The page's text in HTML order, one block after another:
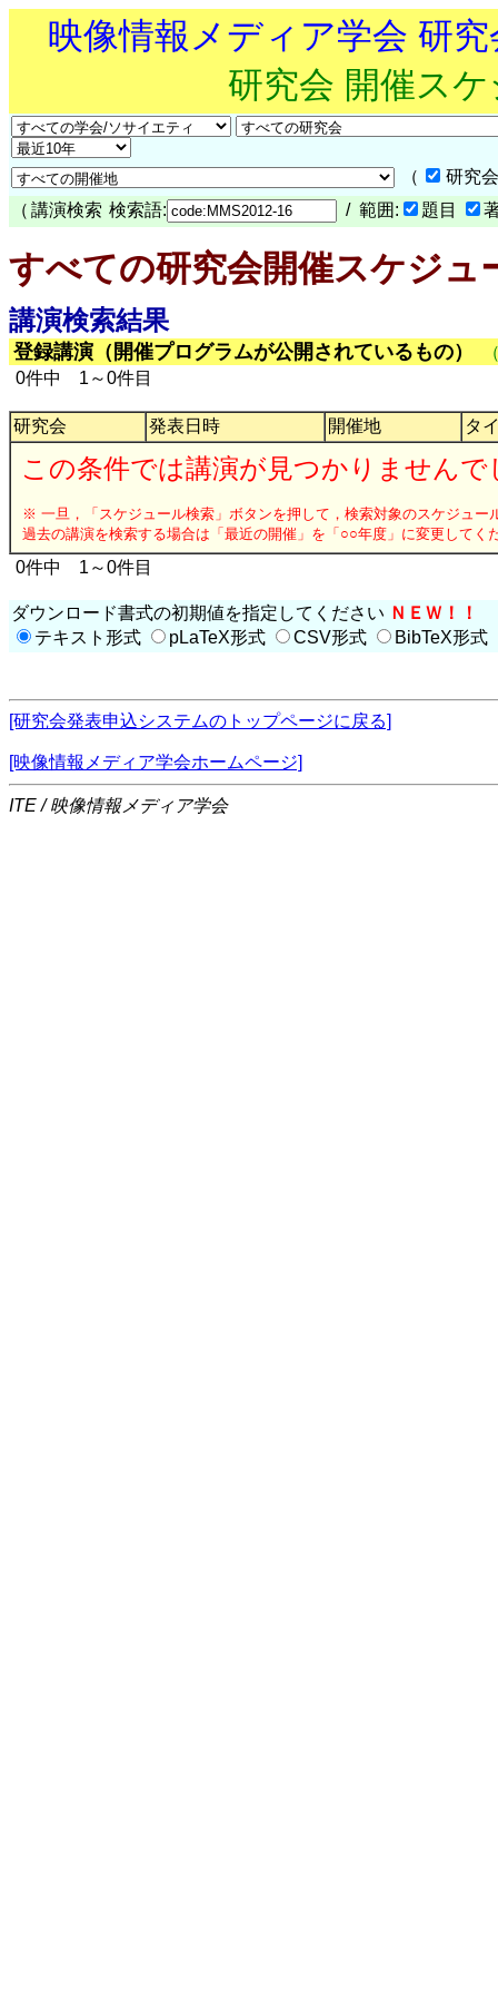
映像情報メディア学会 研
研究会 開催ス
（
研究
（ 講演検索 検索語: / 範囲: 題目
すべての研究会開催スケジュ
講演検索結果
登録講演（開催プログラムが公開されているもの）
0件中 1～0件目
研究会 発表日時 開催地 タ
この条件では講演が見つかりませんで
※ 一旦，「スケジュール検索」ボタンを押して，検索対象のスケジュー
過去の講演を検索する場合は「最近の開催」を「○○年度」に変更してく
0件中 1～0件目
ダウンロード書式の初期値を指定してください ＮＥＷ！！
テキスト形式
pLaTeX形式 CSV形式 BibTeX形式
[研究会発表申込システムのトップページに戻る]
[映像情報メディア学会ホームページ]
ITE / 映像情報メディア学会